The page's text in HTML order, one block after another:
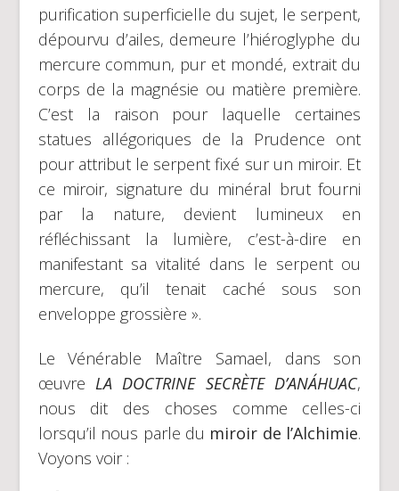
purification superficielle du sujet, le serpent,
dépourvu d’ailes, demeure l’hiéroglyphe du
mercure commun, pur et mondé, extrait du
corps de la magnésie ou matière première.
C’est la raison pour laquelle certaines
statues allégoriques de la Prudence ont
pour attribut le serpent fixé sur un miroir. Et
ce miroir, signature du minéral brut fourni
par la nature, devient lumineux en
réfléchissant la lumière, c’est-à-dire en
manifestant sa vitalité dans le serpent ou
mercure, qu’il tenait caché sous son
enveloppe grossière ».
Le Vénérable Maître Samael, dans son
œuvreLA DOCTRINE SECRÈTE D’ANÁHUAC,
nous dit des choses comme celles-ci
lorsqu’il nous parle du miroir de l’Alchimie.
Voyons voir :